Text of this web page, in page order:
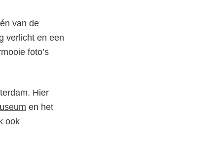
van de
verlicht en een
foto’s
Hier
en het
ook